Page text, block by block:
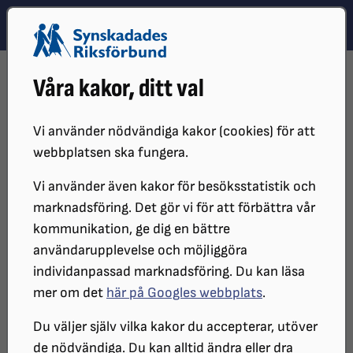
Våra kakor, ditt val
Vi använder nödvändiga kakor (cookies) för att
webbplatsen ska fungera.
Vi använder även kakor för besöksstatistik och
marknadsföring. Det gör vi för att förbättra vår
kommunikation, ge dig en bättre
användarupplevelse och möjliggöra
individanpassad marknadsföring. Du kan läsa
mer om det här på Googles webbplats.
Du väljer själv vilka kakor du accepterar, utöver
de nödvändiga. Du kan alltid ändra eller dra
Hoppa till innehåll
Hoppa till hitta snabbt
RIKTLINJER OCH TIPS FÖR EMOJIS
Ett självklart sms för den seende, men hur funkar det
om man är synskadad?